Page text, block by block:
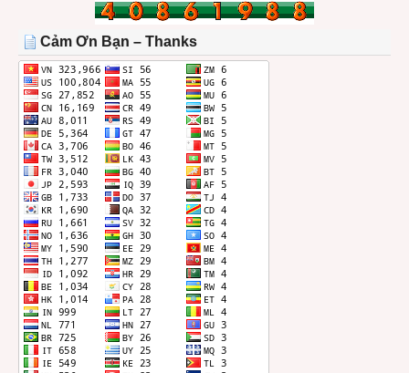
THÁNG
Cảm Ơn Bạn – Thanks